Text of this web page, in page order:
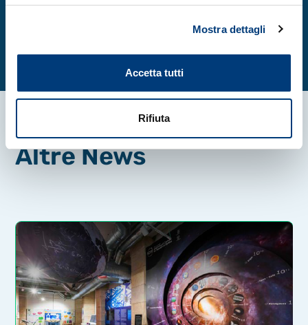
Mostra dettagli
Accetta tutti
Rifiuta
Altre News